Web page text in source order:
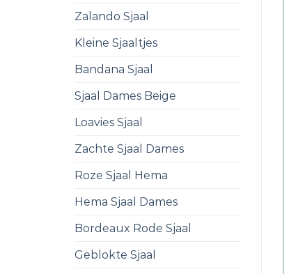
Zalando Sjaal
Kleine Sjaaltjes
Bandana Sjaal
Sjaal Dames Beige
Loavies Sjaal
Zachte Sjaal Dames
Roze Sjaal Hema
Hema Sjaal Dames
Bordeaux Rode Sjaal
Geblokte Sjaal